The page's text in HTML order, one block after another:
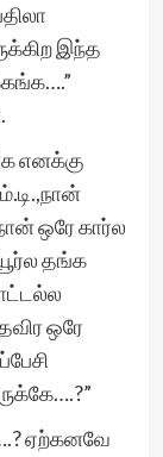
இந்த
எனக்கு
ஒரே கார்ல
தங்க
ஒரே
ஏற்கனவே